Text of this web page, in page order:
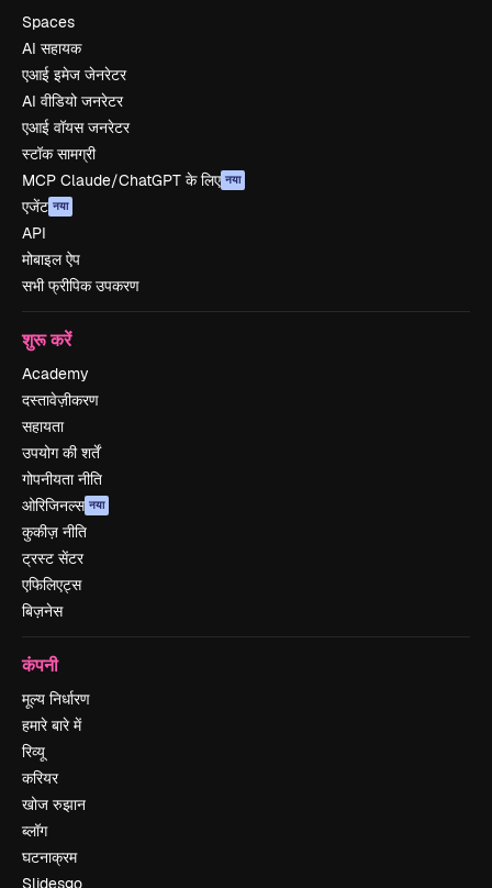
Spaces
AI सहायक
एआई इमेज जेनरेटर
AI वीडियो जनरेटर
एआई वॉयस जनरेटर
स्टॉक सामग्री
MCP Claude/ChatGPT के लिए नया
एजेंट नया
API
मोबाइल ऐप
सभी फ्रीपिक उपकरण
शुरू करें
Academy
दस्तावेज़ीकरण
सहायता
उपयोग की शर्तें
गोपनीयता नीति
ओरिजिनल्स नया
कुकीज़ नीति
ट्रस्ट सेंटर
एफिलिएट्स
बिज़नेस
कंपनी
मूल्य निर्धारण
हमारे बारे में
रिव्यू
करियर
खोज रुझान
ब्लॉग
घटनाक्रम
Slidesgo